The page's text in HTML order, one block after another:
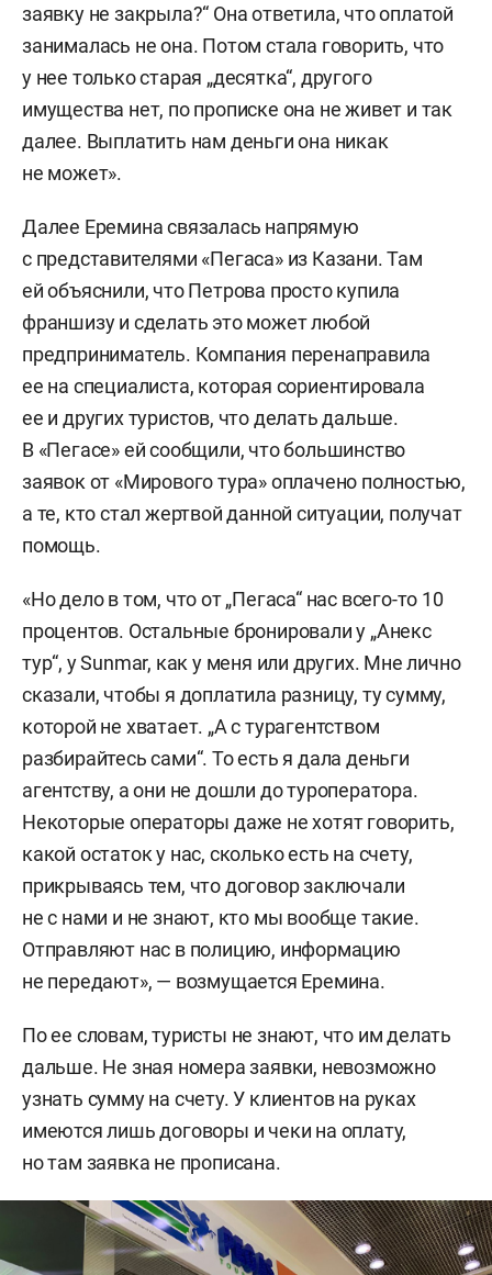
заявку не закрыла?“ Она ответила, что оплатой
занималась не она. Потом стала говорить, что
у нее только старая „десятка“, другого
имущества нет, по прописке она не живет и так
далее. Выплатить нам деньги она никак
не может».
Далее Еремина связалась напрямую
с представителями «Пегаса» из Казани. Там
ей объяснили, что Петрова просто купила
франшизу и сделать это может любой
предприниматель. Компания перенаправила
ее на специалиста, которая сориентировала
ее и других туристов, что делать дальше.
В «Пегасе» ей сообщили, что большинство
заявок от «Мирового тура» оплачено полностью,
а те, кто стал жертвой данной ситуации, получат
помощь.
«Но дело в том, что от „Пегаса“ нас всего-то 10
процентов. Остальные бронировали у „Анекс
тур“, у Sunmar, как у меня или других. Мне лично
сказали, чтобы я доплатила разницу, ту сумму,
которой не хватает. „А с турагентством
разбирайтесь сами“. То есть я дала деньги
агентству, а они не дошли до туроператора.
Некоторые операторы даже не хотят говорить,
какой остаток у нас, сколько есть на счету,
прикрываясь тем, что договор заключали
не с нами и не знают, кто мы вообще такие.
Отправляют нас в полицию, информацию
не передают», — возмущается Еремина.
По ее словам, туристы не знают, что им делать
дальше. Не зная номера заявки, невозможно
узнать сумму на счету. У клиентов на руках
имеются лишь договоры и чеки на оплату,
но там заявка не прописана.